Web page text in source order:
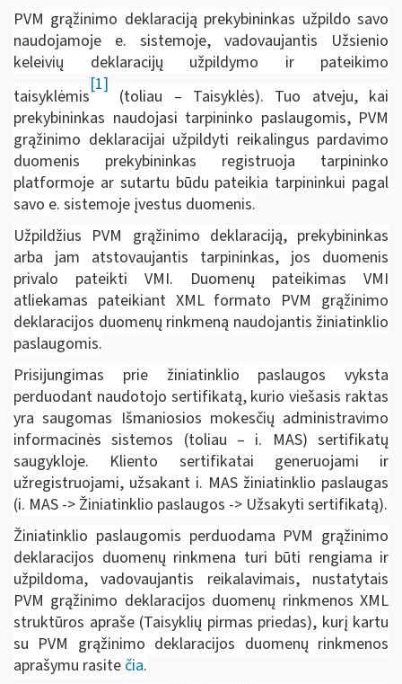
PVM grąžinimo deklaraciją prekybininkas užpildo savo
naudojamoje e. sistemoje, vadovaujantis Užsienio
keleivių deklaracijų užpildymo ir pateikimo
taisyklėmis
[1]
(toliau – Taisyklės). Tuo atveju, kai
prekybininkas naudojasi tarpininko paslaugomis, PVM
grąžinimo deklaracijai užpildyti reikalingus pardavimo
duomenis prekybininkas registruoja tarpininko
platformoje ar sutartu būdu pateikia tarpininkui pagal
savo e. sistemoje įvestus duomenis.
Užpildžius PVM grąžinimo deklaraciją, prekybininkas
arba jam atstovaujantis tarpininkas, jos duomenis
privalo pateikti VMI. Duomenų pateikimas VMI
atliekamas pateikiant XML formato PVM grąžinimo
deklaracijos duomenų rinkmeną naudojantis žiniatinklio
paslaugomis.
Prisijungimas prie žiniatinklio paslaugos vyksta
perduodant naudotojo sertifikatą, kurio viešasis raktas
yra saugomas Išmaniosios mokesčių administravimo
informacinės sistemos (toliau – i. MAS) sertifikatų
saugykloje. Kliento sertifikatai generuojami ir
užregistruojami, užsakant i. MAS žiniatinklio paslaugas
(i. MAS -> Žiniatinklio paslaugos -> Užsakyti sertifikatą).
Žiniatinklio paslaugomis perduodama PVM grąžinimo
deklaracijos duomenų rinkmena turi būti rengiama ir
užpildoma, vadovaujantis reikalavimais, nustatytais
PVM grąžinimo deklaracijos duomenų rinkmenos XML
struktūros apraše (Taisyklių pirmas priedas), kurį kartu
su PVM grąžinimo deklaracijos duomenų rinkmenos
aprašymu rasite čia.